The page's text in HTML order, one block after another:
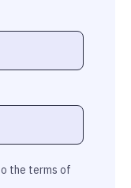
the terms of